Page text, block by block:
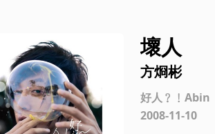
壞人
方烱彬
好人﹖﹗Abin
2008-11-10